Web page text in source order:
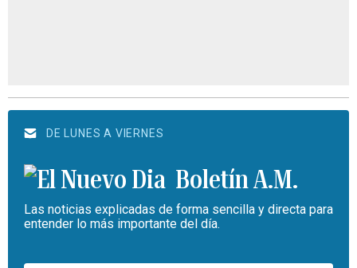
DE LUNES A VIERNES
Boletín A.M.
Las noticias explicadas de forma sencilla y directa para
entender lo más importante del día.